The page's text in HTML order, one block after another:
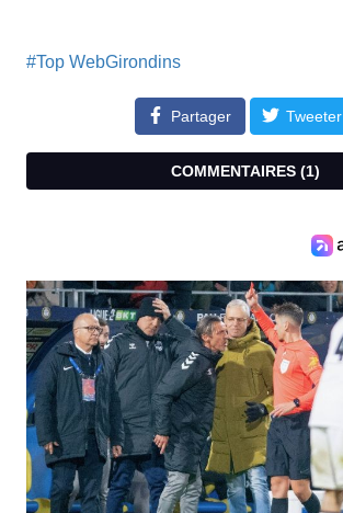
#Top WebGirondins
Partager Tweeter
COMMENTAIRES (1)